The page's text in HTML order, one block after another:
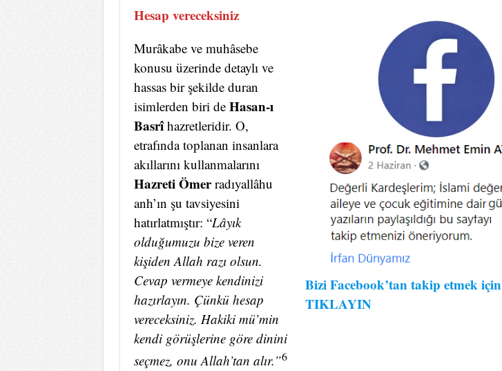
Bizi Facebook’tan takip etmek için
TIKLAYIN
Hesap vereceksiniz
Murâkabe ve muhâsebe
konusu üzerinde detaylı ve
hassas bir şekilde duran
isimlerden biri de Hasan-ı
Basrîhazretleridir. O,
etrafında toplanan insanlara
akıllarını kullanmalarını
Hazreti Ömerradıyallâhu
anh’ın şu tavsiyesini
hatırlatmıştır: “Lâyık
olduğumuzu bize veren
kişiden Allah razı olsun.
Cevap vermeye kendinizi
hazırlayın. Çünkü hesap
vereceksiniz. Hakiki mü’min
kendi görüşlerine göre dinini
seçmez, onu Allah’tan alır.”6